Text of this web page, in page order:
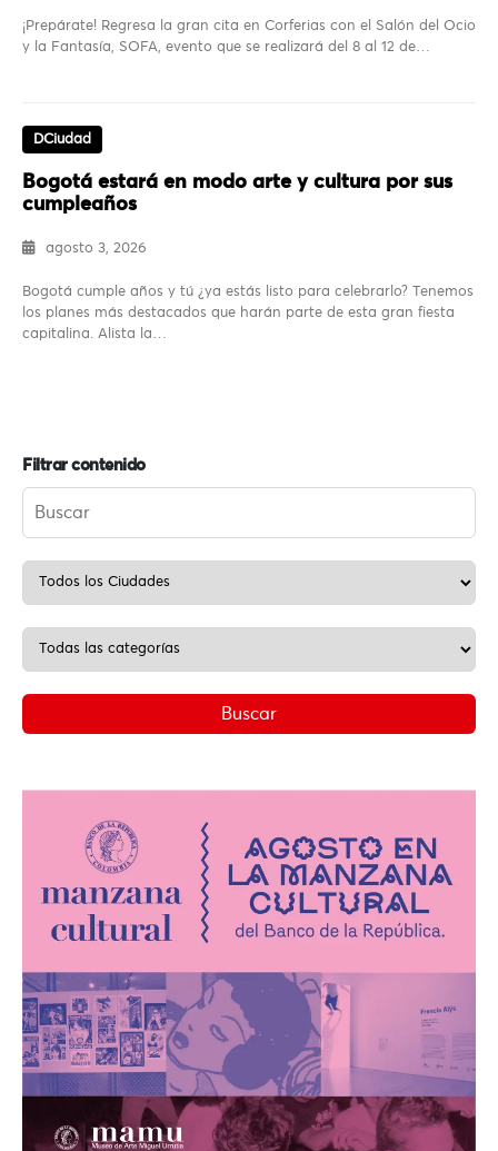
¡Prepárate! Regresa la gran cita en Corferias con el Salón del Ocio
y la Fantasía, SOFA, evento que se realizará del 8 al 12 de…
DCiudad
Bogotá estará en modo arte y cultura por sus
cumpleaños
agosto 3, 2026
Bogotá cumple años y tú ¿ya estás listo para celebrarlo? Tenemos
los planes más destacados que harán parte de esta gran fiesta
capitalina. Alista la…
Filtrar contenido